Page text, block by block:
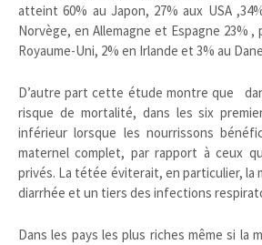
atteint 60% au Japon, 27% aux USA
Norvège, en Allemagne et Espagne 23% ,
Royaume-Uni, 2% en Irlande et 3% au
D’autre part cette étude montre que
risque de mortalité, dans les six
inférieur lorsque les nourrissons
maternel complet, par rapport à ceux
privés. La tétée éviterait, en particulier, la
diarrhée et un tiers des infections
Dans les pays les plus riches même si la